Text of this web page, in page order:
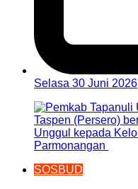
Selasa 30 Juni 2026
SOSBUD